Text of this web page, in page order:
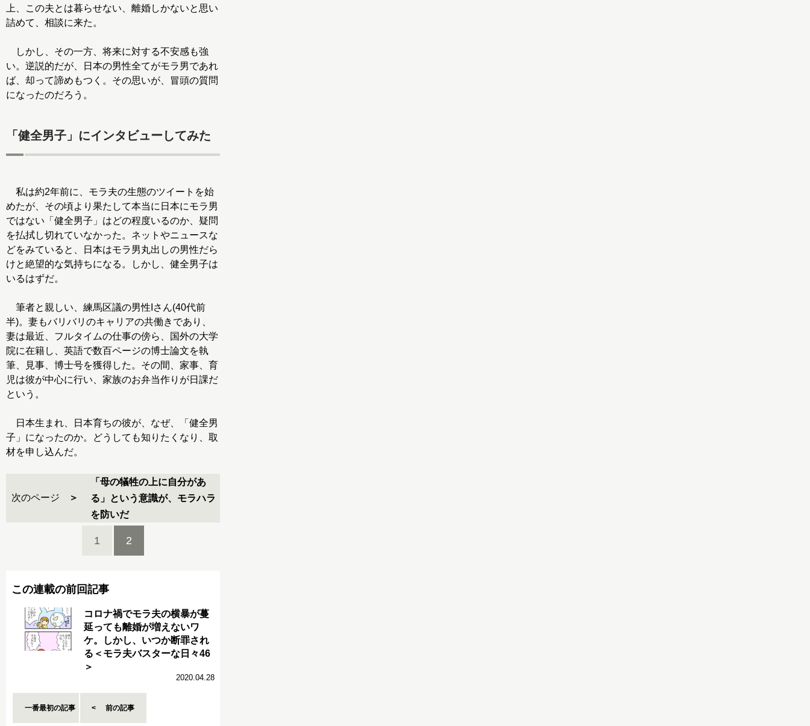
上、この夫とは暮らせない、離婚しかないと思い
詰めて、相談に来た。
しかし、その一方、将来に対する不安感も強
い。逆説的だが、日本の男性全てがモラ男であれ
ば、却って諦めもつく。その思いが、冒頭の質問
になったのだろう。
「健全男子」にインタビューしてみた
私は約2年前に、モラ夫の生態のツイートを始
めたが、その頃より果たして本当に日本にモラ男
ではない「健全男子」はどの程度いるのか、疑問
を払拭し切れていなかった。ネットやニュースな
どをみていると、日本はモラ男丸出しの男性だら
けと絶望的な気持ちになる。しかし、健全男子は
いるはずだ。
筆者と親しい、練馬区議の男性Iさん(40代前
半)。妻もバリバリのキャリアの共働きであり、
妻は最近、フルタイムの仕事の傍ら、国外の大学
院に在籍し、英語で数百ページの博士論文を執
筆、見事、博士号を獲得した。その間、家事、育
児は彼が中心に行い、家族のお弁当作りが日課だ
という。
日本生まれ、日本育ちの彼が、なぜ、「健全男
子」になったのか。どうしても知りたくなり、取
材を申し込んだ。
次のページ
「母の犠牲の上に自分があ
る」という意識が、モラハラ
を防いだ
1 2
この連載の前回記事
コロナ禍でモラ夫の横暴が蔓
延っても離婚が増えないワ
ケ。しかし、いつか断罪され
る＜モラ夫バスターな日々46
＞
2020.04.28
一番最初の記事 前の記事